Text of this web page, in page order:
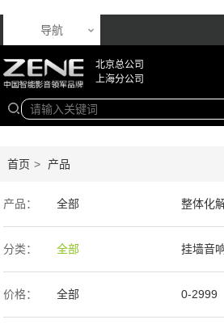
导航
北京总公司
上海分公司
首页 > 产品
产品： 全部 整体化
音响产品 投影产
专业扩声音箱 幕布产品
分类： 全部 挂墙音
入墙音响 低音炮
价格： 全部 0-2999